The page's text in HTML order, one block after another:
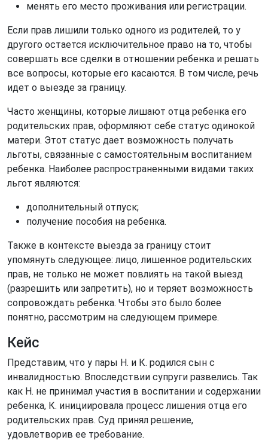
менять его место проживания или регистрации.
Если прав лишили только одного из родителей, то у
другого остается исключительное право на то, чтобы
совершать все сделки в отношении ребенка и решать
все вопросы, которые его касаются. В том числе, речь
идет о выезде за границу.
Часто женщины, которые лишают отца ребенка его
родительских прав, оформляют себе статус одинокой
матери. Этот статус дает возможность получать
льготы, связанные с самостоятельным воспитанием
ребенка. Наиболее распространенными видами таких
льгот являются:
дополнительный отпуск;
получение пособия на ребенка.
Также в контексте выезда за границу стоит
упомянуть следующее: лицо, лишенное родительских
прав, не только не может повлиять на такой выезд
(разрешить или запретить), но и теряет возможность
сопровождать ребенка. Чтобы это было более
понятно, рассмотрим на следующем примере.
Кейс
Представим, что у пары Н. и К. родился сын с
инвалидностью. Впоследствии супруги развелись. Так
как Н. не принимал участия в воспитании и содержании
ребенка, К. инициировала процесс лишения отца его
родительских прав. Суд принял решение,
удовлетворив ее требование.